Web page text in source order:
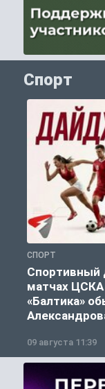
Спорт
СПОРТ
Спортивный
матчах ЦСКА
«Балтика»
09 августа 11:39